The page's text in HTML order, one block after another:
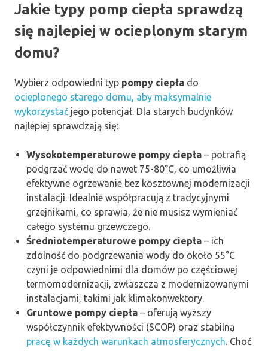
Jakie typy pomp ciepła sprawdzą
się najlepiej w ocieplonym starym
domu?
Wybierz odpowiedni typ pompy ciepła do
ocieplonego starego domu, aby maksymalnie
wykorzystać jego potencjał. Dla starych budynków
najlepiej sprawdzają się:
Wysokotemperaturowe pompy ciepła – potrafią
podgrzać wodę do nawet 75-80°C, co umożliwia
efektywne ogrzewanie bez kosztownej modernizacji
instalacji. Idealnie współpracują z tradycyjnymi
grzejnikami, co sprawia, że nie musisz wymieniać
całego systemu grzewczego.
Średniotemperaturowe pompy ciepła – ich
zdolność do podgrzewania wody do około 55°C
czyni je odpowiednimi dla domów po częściowej
termomodernizacji, zwłaszcza z modernizowanymi
instalacjami, takimi jak klimakonwektory.
Gruntowe pompy ciepła – oferują wyższy
współczynnik efektywności (SCOP) oraz stabilną
pracę w każdych warunkach atmosferycznych . Choć